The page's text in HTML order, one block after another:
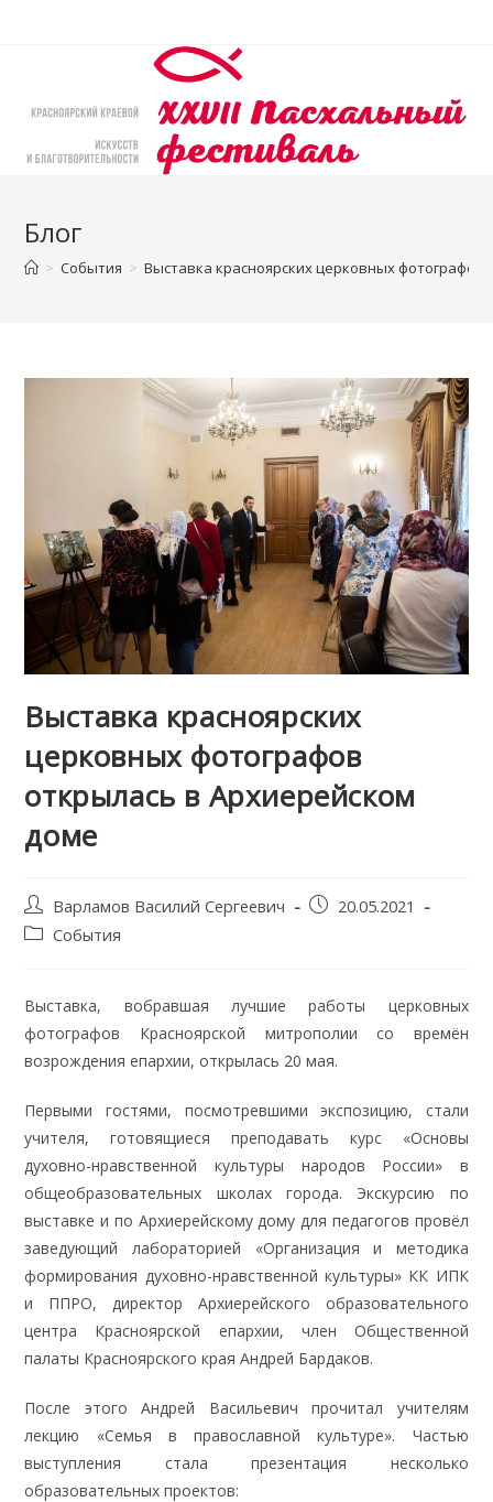
Блог
> События > Выставка красноярских церковных
Выставка красноярских
церковных фотографов
открылась в Архиерейском
доме
Post
author:
Варламов Василий Сергеевич
Запись20.05.2021
PostСобытия
Выставка, вобравшая лучшие работы церковных
фотографов Красноярской митрополии со времён
возрождения епархии, открылась 20 мая.
Первыми гостями, посмотревшими экспозицию, стали
учителя, готовящиеся преподавать курс «Основы
духовно-нравственной культуры народов России» в
общеобразовательных школах города. Экскурсию по
выставке и по Архиерейскому дому для педагогов провёл
заведующий лабораторией «Организация и методика
формирования духовно-нравственной культуры» КК ИПК
и ППРО, директор Архиерейского образовательного
центра Красноярской епархии, член Общественной
палаты Красноярского края Андрей Бардаков.
После этого Андрей Васильевич прочитал учителям
лекцию «Семья в православной культуре». Частью
выступления стала презентация несколько
образовательных проектов: